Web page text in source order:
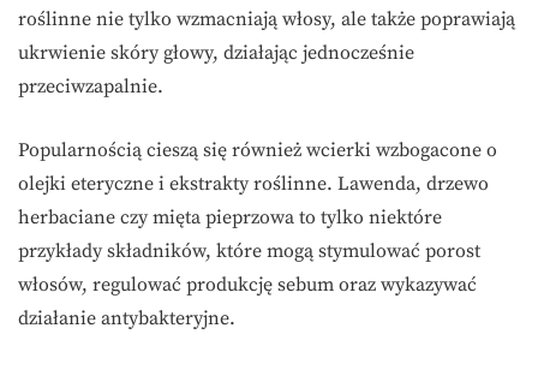
roślinne nie tylko wzmacniają włosy, ale także poprawiają
ukrwienie skóry głowy, działając jednocześnie
przeciwzapalnie.
Popularnością cieszą się również wcierki wzbogacone o
olejki eteryczne i ekstrakty roślinne. Lawenda, drzewo
herbaciane czy mięta pieprzowa to tylko niektóre
przykłady składników, które mogą stymulować porost
włosów, regulować produkcję sebum oraz wykazywać
działanie antybakteryjne.